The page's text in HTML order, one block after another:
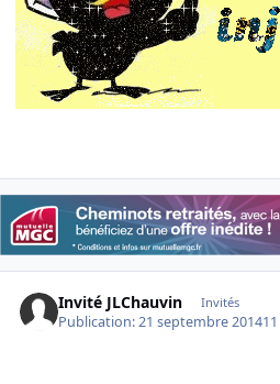
Invité JLChauvin Invités
Publication:21 septembre 2014